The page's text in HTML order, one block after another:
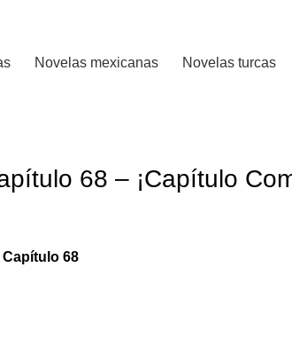
Novelas mexicanas Novelas turcas
68 – ¡Capítulo
Capítulo 68